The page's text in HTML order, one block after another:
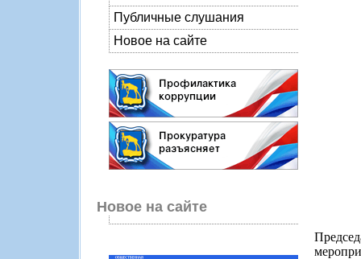
Публичные слушания
Новое на сайте
Новое на сайте